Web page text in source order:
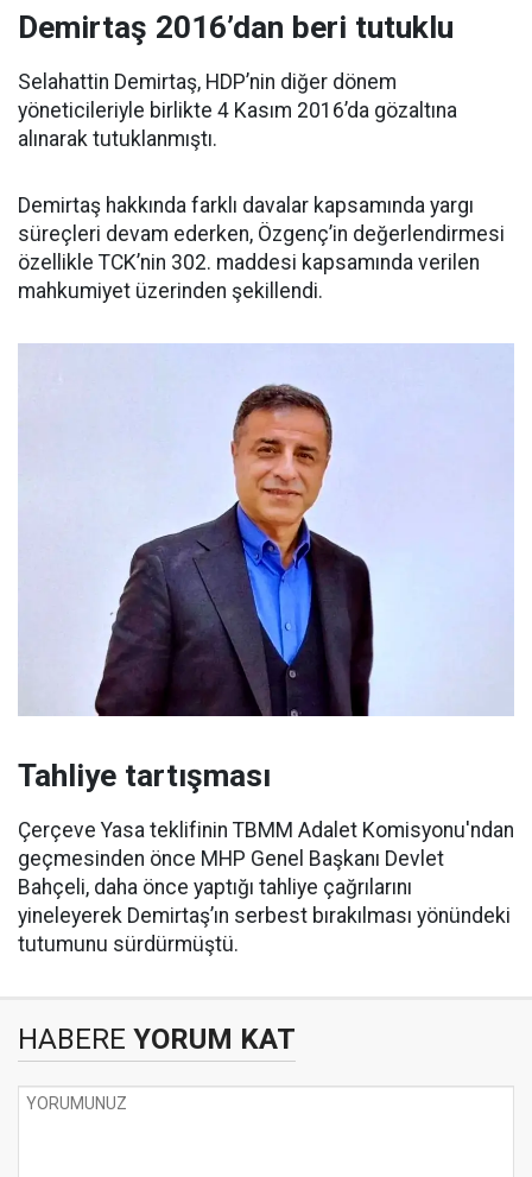
Demirtaş 2016’dan beri tutuklu
Selahattin Demirtaş, HDP’nin diğer dönem
yöneticileriyle birlikte 4 Kasım 2016’da gözaltına
alınarak tutuklanmıştı.
Demirtaş hakkında farklı davalar kapsamında yargı
süreçleri devam ederken, Özgenç’in değerlendirmesi
özellikle TCK’nin 302. maddesi kapsamında verilen
mahkumiyet üzerinden şekillendi.
Tahliye tartışması
Çerçeve Yasa teklifinin TBMM Adalet Komisyonu'ndan
geçmesinden önce MHP Genel Başkanı Devlet
Bahçeli, daha önce yaptığı tahliye çağrılarını
yineleyerek Demirtaş’ın serbest bırakılması yönündeki
tutumunu sürdürmüştü.
HABERE YORUM KAT